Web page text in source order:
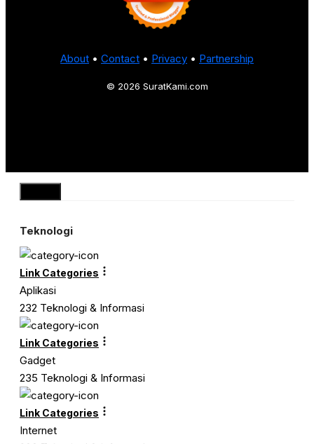
About • Contact • Privacy • Partnership
© 2026 SuratKami.com
Close
Teknologi
Link Categories
Aplikasi
232 Teknologi & Informasi
Link Categories
Gadget
235 Teknologi & Informasi
Link Categories
Internet